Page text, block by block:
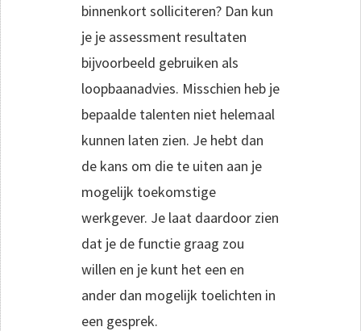
binnenkort solliciteren? Dan kun
je je assessment resultaten
bijvoorbeeld gebruiken als
loopbaanadvies. Misschien heb je
bepaalde talenten niet helemaal
kunnen laten zien. Je hebt dan
de kans om die te uiten aan je
mogelijk toekomstige
werkgever. Je laat daardoor zien
dat je de functie graag zou
willen en je kunt het een en
ander dan mogelijk toelichten in
een gesprek.